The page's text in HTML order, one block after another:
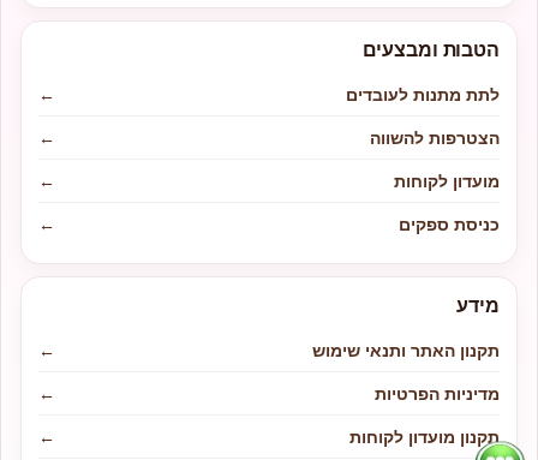
הטבות ומבצעים
לתת מתנות לעובדים
←
הצטרפות להשווה
←
מועדון לקוחות
←
כניסת ספקים
←
מידע
תקנון האתר ותנאי שימוש
←
מדיניות הפרטיות
←
תקנון מועדון לקוחות
←